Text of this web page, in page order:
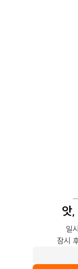
앗
일
잠시